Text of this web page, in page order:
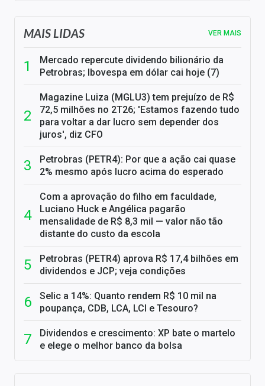
MAIS LIDAS VER MAIS
Mercado repercute dividendo bilionário da
Petrobras; Ibovespa em dólar cai hoje (7)
Magazine Luiza (MGLU3) tem prejuízo de R$
72,5 milhões no 2T26; 'Estamos fazendo tudo
para voltar a dar lucro sem depender dos
juros', diz CFO
Petrobras (PETR4): Por que a ação cai quase
2% mesmo após lucro acima do esperado
Com a aprovação do filho em faculdade,
Luciano Huck e Angélica pagarão
mensalidade de R$ 8,3 mil — valor não tão
distante do custo da escola
Petrobras (PETR4) aprova R$ 17,4 bilhões em
dividendos e JCP; veja condições
Selic a 14%: Quanto rendem R$ 10 mil na
poupança, CDB, LCA, LCI e Tesouro?
Dividendos e crescimento: XP bate o martelo
e elege o melhor banco da bolsa